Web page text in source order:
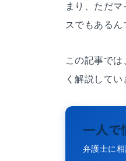
まり、ただ
スでもあるん
この記事で
く解説してい
一人で
弁護士に